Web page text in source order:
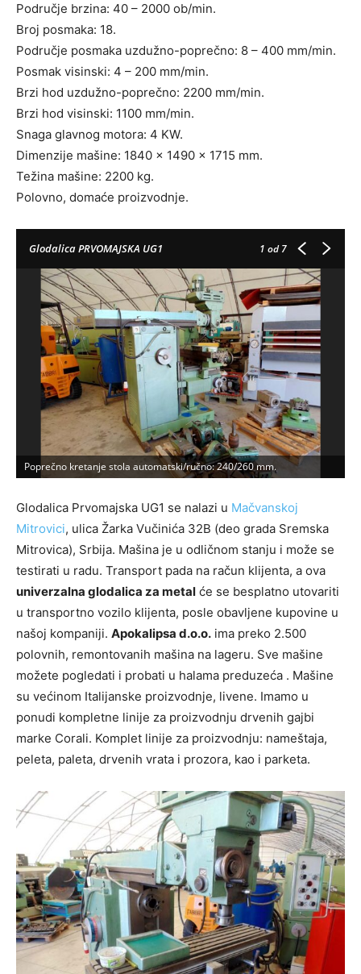
Područje brzina: 40 – 2000 ob/min.
Broj posmaka: 18.
Područje posmaka uzdužno-poprečno: 8 – 400 mm/min.
Posmak visinski: 4 – 200 mm/min.
Brzi hod uzdužno-poprečno: 2200 mm/min.
Brzi hod visinski: 1100 mm/min.
Snaga glavnog motora: 4 KW.
Dimenzije mašine: 1840 × 1490 × 1715 mm.
Težina mašine: 2200 kg.
Polovno, domaće proizvodnje.
Glodalica PRVOMAJSKA UG1 1 od 7
Poprečno kretanje stola automatski/ručno: 240/260 mm.
Glodalica Prvomajska UG1 se nalazi u Mačvanskoj
Mitrovici, ulica Žarka Vučinića 32B (deo grada Sremska
Mitrovica), Srbija. Mašina je u odličnom stanju i može se
testirati u radu. Transport pada na račun klijenta, a ova
univerzalna glodalica za metal će se besplatno utovariti
u transportno vozilo klijenta, posle obavljene kupovine u
našoj kompaniji. Apokalipsa d.o.o. ima preko 2.500
polovnih, remontovanih mašina na lageru. Sve mašine
možete pogledati i probati u halama preduzeća . Mašine
su većinom Italijanske proizvodnje, livene. Imamo u
ponudi kompletne linije za proizvodnju drvenih gajbi
marke Corali. Komplet linije za proizvodnju: nameštaja,
peleta, paleta, drvenih vrata i prozora, kao i parketa.